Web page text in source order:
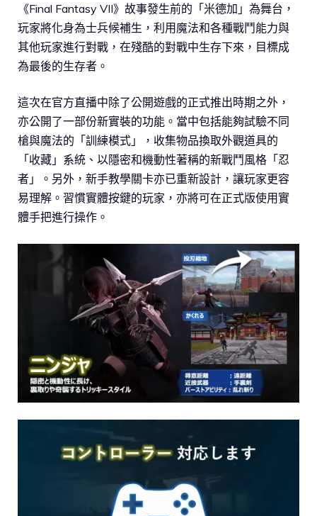
《Final Fantasy VII》故事發生前的「米德加」為舞台，
玩家將化身為士兵候補生，利用魔法和各種戰鬥能力與
其他玩家進行對戰，在殘酷的對戰中生存下來，目標成
為最後的生存者。
這次在官方直播中除了公開遊戲的正式推出時期之外，
亦公開了一部份新實裝的功能。當中包括能夠試驗不同
槍與魔法的「訓練模式」，收集物品換取外觀道具的
「收藏」系統、以隱密和機動性著稱的新戰鬥風格「忍
者」。另外，新手教學關卡亦已重新設計，讓玩家更容
易理解。習慣實體按鍵的玩家，亦將可在正式版使用實
體手把進行操作。